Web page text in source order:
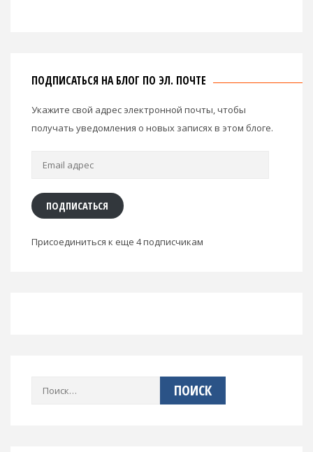
ПОДПИСАТЬСЯ НА БЛОГ ПО ЭЛ. ПОЧТЕ
Укажите свой адрес электронной почты, чтобы
получать уведомления о новых записях в этом блоге.
ПОДПИСАТЬСЯ
Присоединиться к еще 4 подписчикам
Найти: